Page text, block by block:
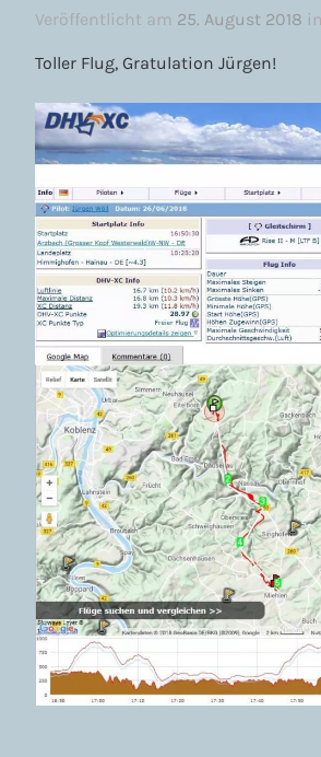
Veröffentlicht am 25. August 2018 in
Toller Flug, Gratulation Jürgen!